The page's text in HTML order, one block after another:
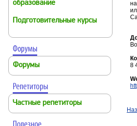
образование
Подготовительные курсы
Форумы
Частные репетиторы
8